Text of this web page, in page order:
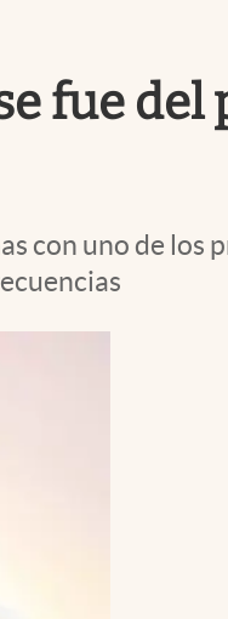
fue del
con uno de los